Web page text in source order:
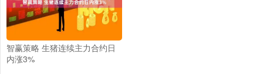
智赢策略 生猪连续主力合约日
内涨3%